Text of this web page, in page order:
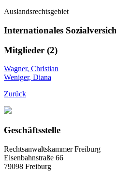
Auslandsrechtsgebiet
Internationales
Mitglieder (2)
Wagner, Christian
Weniger, Diana
Zurück
Geschäftsstelle
Rechtsanwaltskammer Freiburg
Eisenbahnstraße 66
79098 Freiburg